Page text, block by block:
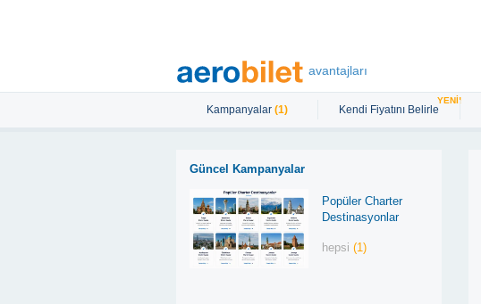
avantajları
Kampanyalar (1) Kendi Fiyatını Belirle
YENİ!
Güncel Kampanyalar
Popüler Charter
Destinasyonlar
hepsi(1)